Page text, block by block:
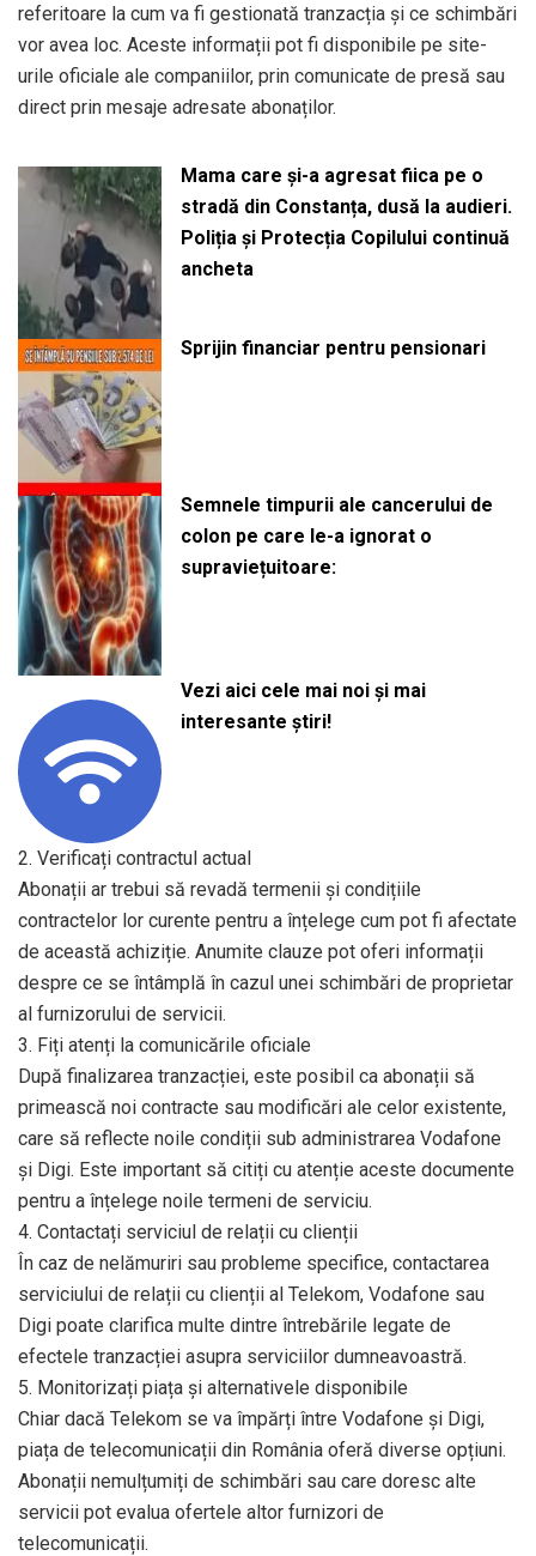
referitoare la cum va fi gestionată tranzacția și ce schimbări
vor avea loc. Aceste informații pot fi disponibile pe site-
urile oficiale ale companiilor, prin comunicate de presă sau
direct prin mesaje adresate abonaților.
Mama care și-a agresat fiica pe o
stradă din Constanța, dusă la audieri.
Poliția și Protecția Copilului continuă
ancheta
Sprijin financiar pentru pensionari
Semnele timpurii ale cancerului de
colon pe care le-a ignorat o
supraviețuitoare:
Vezi aici cele mai noi și mai
interesante știri!
2. Verificați contractul actual
Abonații ar trebui să revadă termenii și condițiile
contractelor lor curente pentru a înțelege cum pot fi afectate
de această achiziție. Anumite clauze pot oferi informații
despre ce se întâmplă în cazul unei schimbări de proprietar
al furnizorului de servicii.
3. Fiți atenți la comunicările oficiale
După finalizarea tranzacției, este posibil ca abonații să
primească noi contracte sau modificări ale celor existente,
care să reflecte noile condiții sub administrarea Vodafone
și Digi. Este important să citiți cu atenție aceste documente
pentru a înțelege noile termeni de serviciu.
4. Contactați serviciul de relații cu clienții
În caz de nelămuriri sau probleme specifice, contactarea
serviciului de relații cu clienții al Telekom, Vodafone sau
Digi poate clarifica multe dintre întrebările legate de
efectele tranzacției asupra serviciilor dumneavoastră.
5. Monitorizați piața și alternativele disponibile
Chiar dacă Telekom se va împărți între Vodafone și Digi,
piața de telecomunicații din România oferă diverse opțiuni.
Abonații nemulțumiți de schimbări sau care doresc alte
servicii pot evalua ofertele altor furnizori de
telecomunicații.